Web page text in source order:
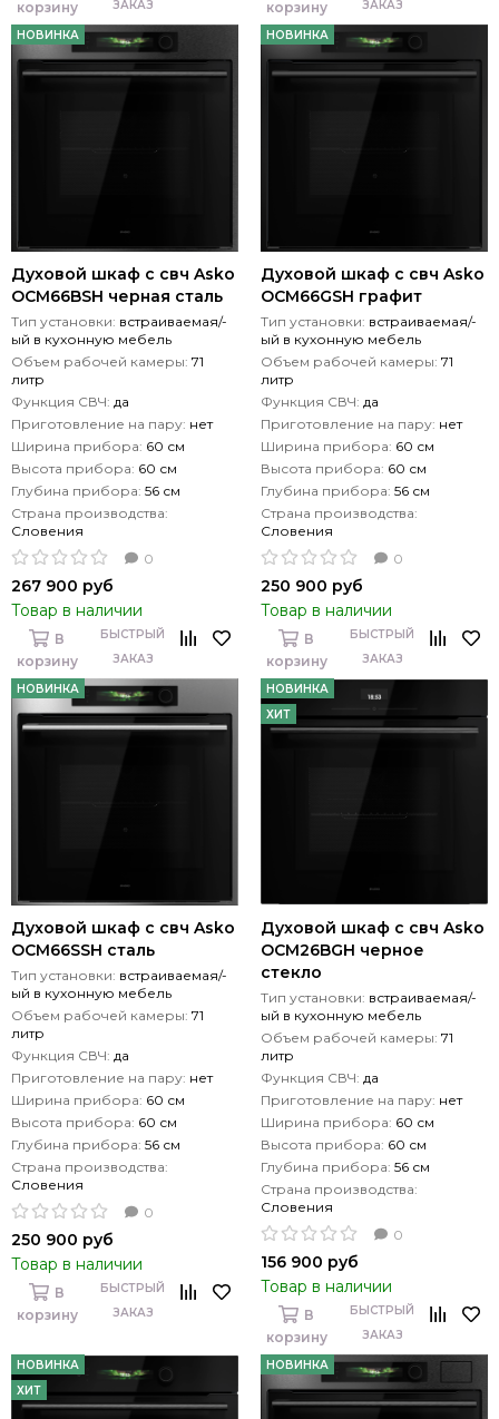
корзину ЗАКАЗ корзину ЗАКАЗ
НОВИНКА
Духовой шкаф с свч Asko
OCM66BSH черная сталь
Тип установки: встраиваемая/-
ый в кухонную мебель
Объем рабочей камеры: 71
литр
Функция СВЧ: да
Приготовление на пару: нет
Ширина прибора: 60 см
Высота прибора: 60 см
Глубина прибора: 56 см
Страна производства:
Словения
0
267 900 руб
Товар в наличии
В
корзину
БЫСТРЫЙ
ЗАКАЗ
НОВИНКА
Духовой шкаф с свч Asko
OCM66GSH графит
Тип установки: встраиваемая/-
ый в кухонную мебель
Объем рабочей камеры: 71
литр
Функция СВЧ: да
Приготовление на пару: нет
Ширина прибора: 60 см
Высота прибора: 60 см
Глубина прибора: 56 см
Страна производства:
Словения
0
250 900 руб
Товар в наличии
В
корзину
БЫСТРЫЙ
ЗАКАЗ
НОВИНКА
Духовой шкаф с свч Asko
OCM66SSH сталь
Тип установки: встраиваемая/-
ый в кухонную мебель
Объем рабочей камеры: 71
литр
Функция СВЧ: да
Приготовление на пару: нет
Ширина прибора: 60 см
Высота прибора: 60 см
Глубина прибора: 56 см
Страна производства:
Словения
0
250 900 руб
Товар в наличии
В
корзину
БЫСТРЫЙ
ЗАКАЗ
НОВИНКА
ХИТ
Духовой шкаф с свч Asko
OCM26BGH черное
стекло
Тип установки: встраиваемая/-
ый в кухонную мебель
Объем рабочей камеры: 71
литр
Функция СВЧ: да
Приготовление на пару: нет
Ширина прибора: 60 см
Высота прибора: 60 см
Глубина прибора: 56 см
Страна производства:
Словения
0
156 900 руб
Товар в наличии
В
корзину
БЫСТРЫЙ
ЗАКАЗ
НОВИНКА
ХИТ
НОВИНКА